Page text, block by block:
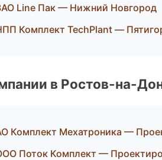
Line Пак — Нижний Новгород
Комплект TechPlant —
в Ростов-на-
Комплект Мехатроника —
Поток Комплект —